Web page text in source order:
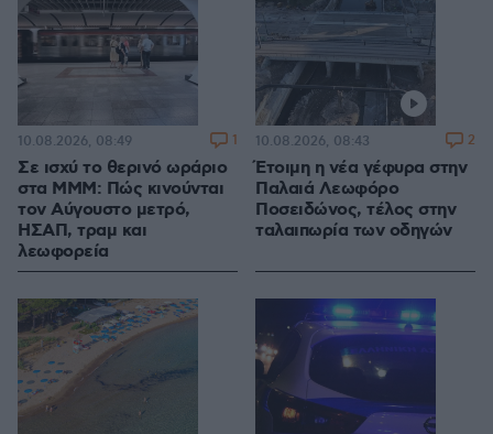
Σε ισχύ το θερινό ωράριο
στα ΜΜΜ: Πώς κινούνται
τον Αύγουστο μετρό,
ΗΣΑΠ, τραμ και
λεωφορεία
10.08.2026, 08:49 1
Έτοιμη η νέα γέφυρα στην
Παλαιά Λεωφόρο
Ποσειδώνος, τέλος στην
ταλαιπωρία των οδηγών
10.08.2026, 08:43 2